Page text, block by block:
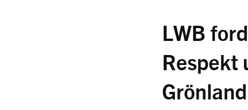
LWB
Respekt